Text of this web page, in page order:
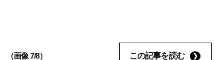
（画像 7/8） この記事を読む